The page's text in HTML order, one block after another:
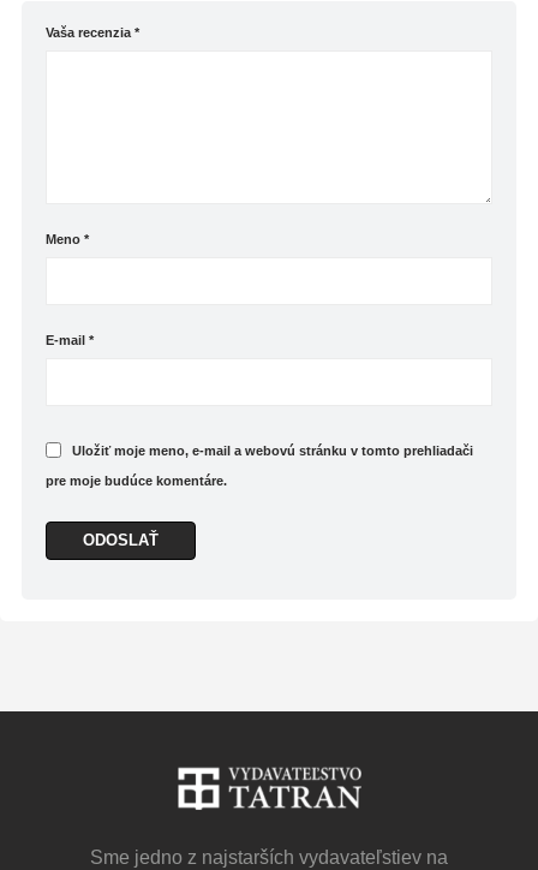
dobre.
Vaša recenzia*
Meno*
E-mail*
Uložiť moje meno, e-mail a webovú stránku v tomto prehliadači
pre moje budúce komentáre.
Sme jedno z najstarších vydavateľstiev na